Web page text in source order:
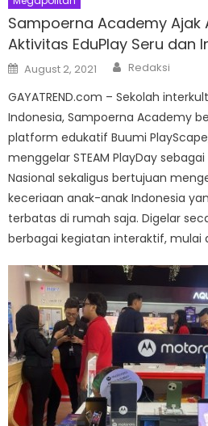
Sampoerna Academy Ajak
Aktivitas EduPlay Seru dan
Posted
on
August 2, 2021 Author
Redaksi
GAYATREND.com – Sekolah
Indonesia, Sampoerna Academy
platform edukatif Buumi
menggelar STEAM PlayDay
Nasional sekaligus bertujuan
keceriaan anak-anak Indonesia
terbatas di rumah saja. Digelar
berbagai kegiatan interaktif, mulai